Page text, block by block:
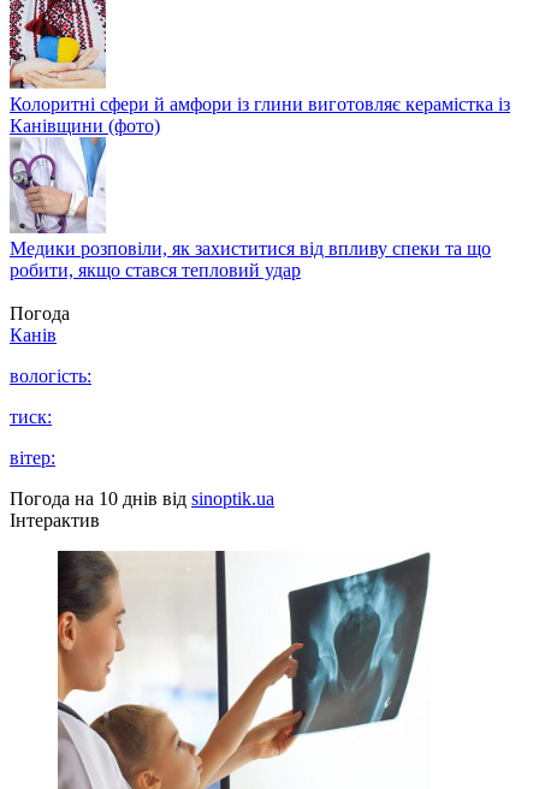
Колоритні сфери й амфори із глини виготовляє керамістка із
Канівщини (фото)
Медики розповіли, як захиститися від впливу спеки та що
робити, якщо стався тепловий удар
Погода
Канів
вологість:
тиск:
вітер:
Погода на 10 днів від sinoptik.ua
Інтерактив